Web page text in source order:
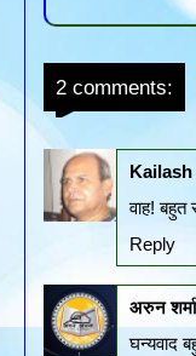
2 comments:
वाह! बहुत
Reply
अरुन शर्मा
घन्यवाद